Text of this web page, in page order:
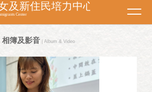
相簿及影音 | Album & Video